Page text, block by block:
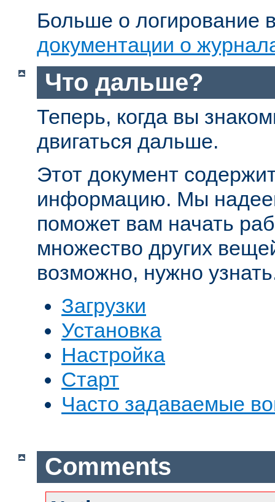
Больше о логирование
документации о
Что дальше?
Теперь, когда вы
двигаться дальше.
Этот документ
информацию. Мы
поможет вам начать
множество других
возможно, нужно
Загрузки
Установка
Настройка
Старт
Часто задаваемые
Comments